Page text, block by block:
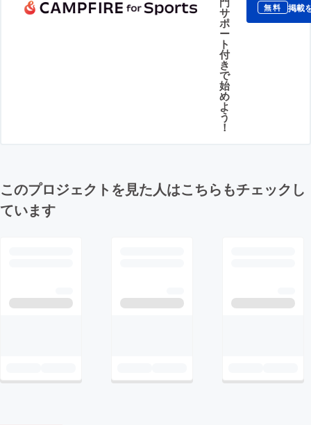
サ
ポ
ー
ト
付
き
で
始
め
よ
う
！
無料 掲載
このプロジェクトを見た人はこちらもチェックし
ています